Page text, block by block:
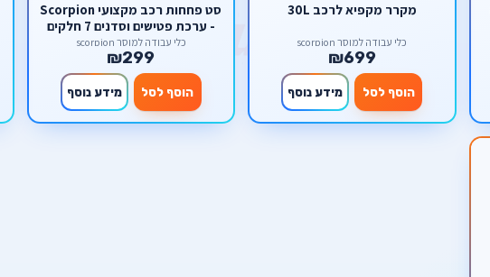
מקרר מקפיא לרכב 30L
כלי עבודה למוסך scorpion
₪699
הוסף לסל מידע נוסף
סט פחחות רכב מקצועי Scorpion
- ערכת פטישים וסדנים 7 חלקים
כלי עבודה למוסך scorpion
₪299
הוסף לסל מידע נוסף